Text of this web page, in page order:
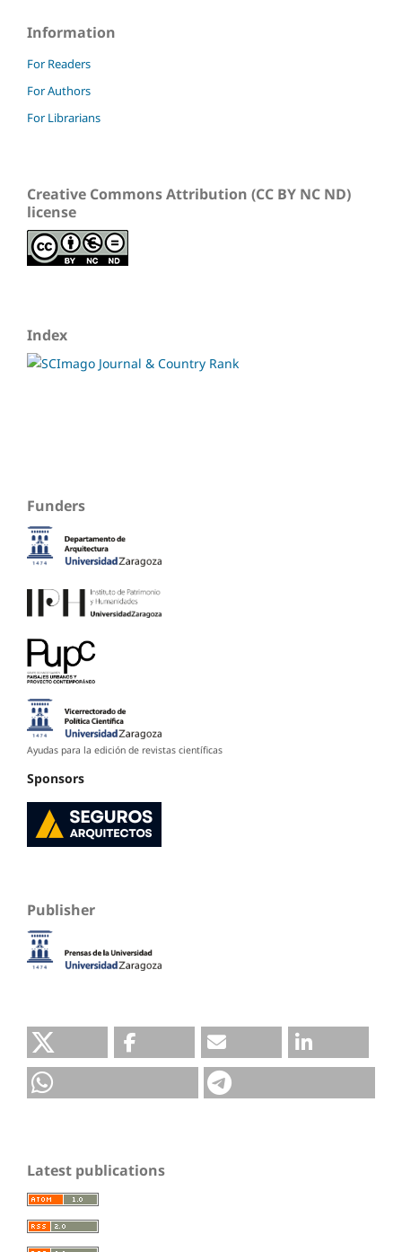
Information
For Readers
For Authors
For Librarians
Creative Commons Attribution (CC BY NC ND)
license
Index
Funders
Ayudas para la edición de revistas científicas
Sponsors
Publisher
Latest publications